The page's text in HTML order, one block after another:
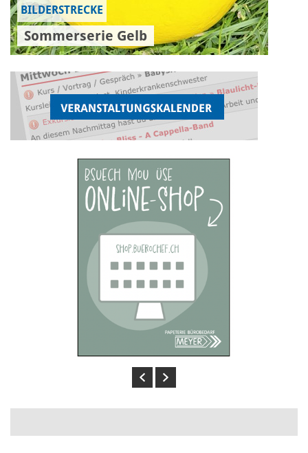
BILDERSTRECKE
Sommerserie Gelb
Previous
Next